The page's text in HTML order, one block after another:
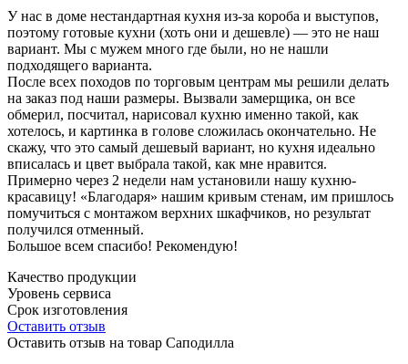
У нас в доме нестандартная кухня из-за короба и выступов,
поэтому готовые кухни (хоть они и дешевле) — это не наш
вариант. Мы с мужем много где были, но не нашли
подходящего варианта.
После всех походов по торговым центрам мы решили делать
на заказ под наши размеры. Вызвали замерщика, он все
обмерил, посчитал, нарисовал кухню именно такой, как
хотелось, и картинка в голове сложилась окончательно. Не
скажу, что это самый дешевый вариант, но кухня идеально
вписалась и цвет выбрала такой, как мне нравится.
Примерно через 2 недели нам установили нашу кухню-
красавицу! «Благодаря» нашим кривым стенам, им пришлось
помучиться с монтажом верхних шкафчиков, но результат
получился отменный.
Большое всем спасибо! Рекомендую!
Качество продукции
Уровень сервиса
Срок изготовления
Оставить отзыв
Оставить отзыв на товар Саподилла